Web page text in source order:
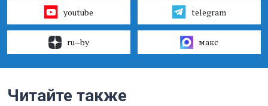
youtube telegram
ru–by макс
Читайте также